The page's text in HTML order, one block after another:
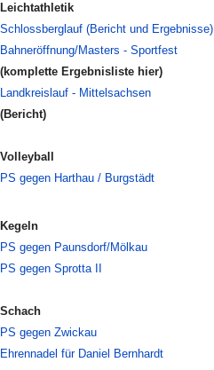
Leichtathletik
Schlossberglauf (Bericht und Ergebnisse)
Bahneröffnung/Masters - Sportfest
(komplette Ergebnisliste hier)
Landkreislauf - Mittelsachsen
(Bericht)
Volleyball
PS gegen Harthau / Burgstädt
Kegeln
PS gegen Paunsdorf/Mölkau
PS gegen Sprotta II
Schach
PS gegen Zwickau
Ehrennadel für Daniel Bernhardt